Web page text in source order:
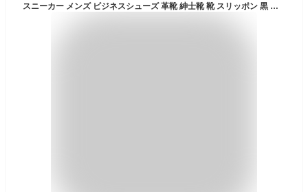
スニーカー メンズ ビジネスシューズ 革靴 紳士靴 靴 スリッポン 黒 ブラック 茶色 ダークブラウン スルッと履ける ハンズフリー 手を使わずに履ける 軽量 軽い 撥水 雨 滑らない 消臭 防臭 履きやすい 疲れない 仕事 LEON 2950 2951 2952